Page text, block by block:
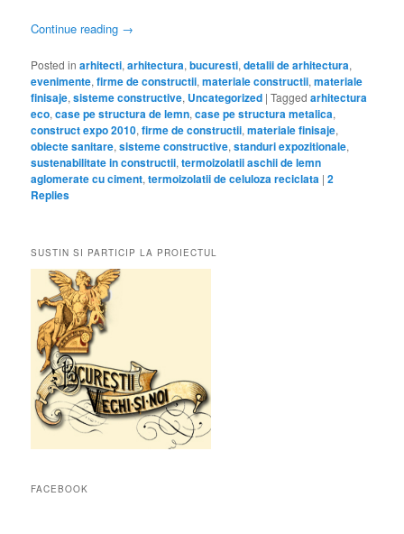
Continue reading →
Posted in arhitecti,arhitectura,bucuresti,detalii de arhitectura,
evenimente,firme de constructii,materiale constructii,materiale
finisaje,sisteme constructive, Uncategorized |Tagged arhitectura
eco,case pe structura de lemn,case pe structura metalica,
construct expo 2010,firme de constructii,materiale finisaje,
obiecte sanitare,sisteme constructive,standuri expozitionale,
sustenabilitate in constructii,termoizolatii aschii de lemn
aglomerate cu ciment,termoizolatii de celuloza reciclata |2
Replies
SUSTIN SI PARTICIP LA PROIECTUL
FACEBOOK